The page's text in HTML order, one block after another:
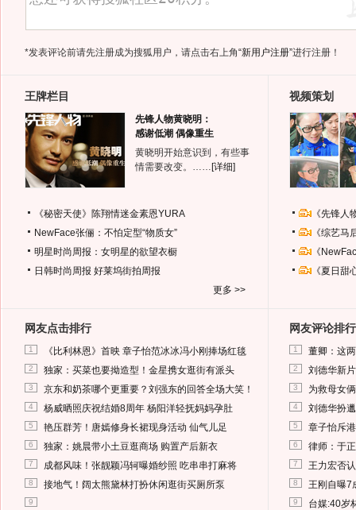
*发表评论前请先注册成为搜狐用户，请点击右上角“新用户注册”进行注册！
王牌栏目
先锋人物黄晓明：
感谢低潮 偶像重生
黄晓明开始意识到，有些事
情需要改变。…… [详细]
《秘密天使》陈翔情迷金素恩YURA
NewFace张俪：不怕定型“物质女”
明星时尚周报：女明星的欲望衣橱
日韩时尚周报 好莱坞街拍周报
更多 >>
视频策划
《先锋
《综艺
《
《夏日
网友点击排行
1 《比利林恩》首映 章子怡范冰冰冯小刚捧场红毯
2 独家：买菜也要拗造型！金星携女逛街有派头
3 京东和奶茶哪个更重要？刘强东的回答全场大笑！
4 杨威晒照庆祝结婚8周年 杨阳洋轻抚妈妈孕肚
5 艳压群芳！唐嫣修身长裙现身活动 仙气儿足
6 独家：姚晨带小土豆逛商场 购置产后新衣
7 成都风味！张靓颖冯轲曝婚纱照 吃串串打麻将
8 接地气！阔太熊黛林打扮休闲逛街买厕所泵
9
网友评论排行
1 董卿：这
2 刘德华新
3 为救母女
4 刘德华扮
5 章子怡斥
6 律师：于
7 王力宏否
8 王刚自曝7
9 台媒:40岁